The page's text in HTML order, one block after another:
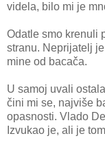
videla, bilo mi je
Odatle smo krenuli
stranu. Neprijatelj
mine od bacača.
U samoj uvali
čini mi se, najviše
opasnosti. Vlado
Izvukao je, ali je